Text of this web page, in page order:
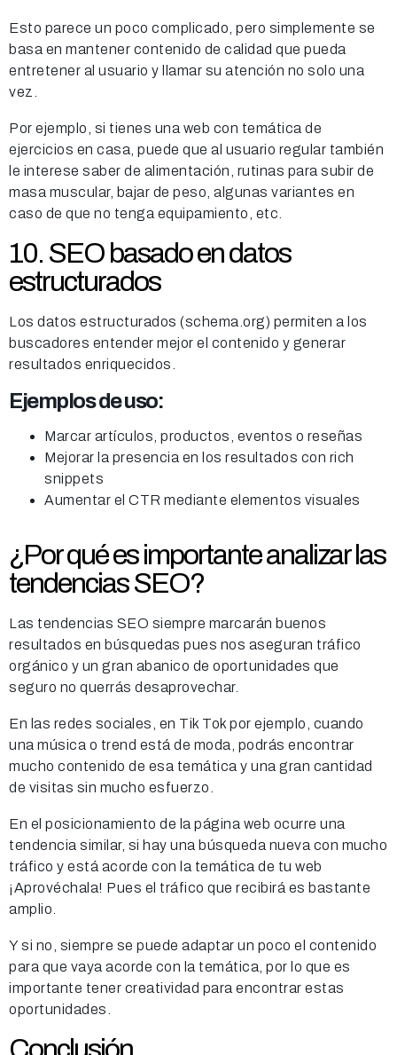
Esto parece un poco complicado, pero simplemente se
basa en mantener contenido de calidad que pueda
entretener al usuario y llamar su atención no solo una
vez.
Por ejemplo, si tienes una web con temática de
ejercicios en casa, puede que al usuario regular también
le interese saber de alimentación, rutinas para subir de
masa muscular, bajar de peso, algunas variantes en
caso de que no tenga equipamiento, etc.
10. SEO basado en datos
estructurados
Los datos estructurados (schema.org) permiten a los
buscadores entender mejor el contenido y generar
resultados enriquecidos.
Ejemplos de uso:
Marcar artículos, productos, eventos o reseñas
Mejorar la presencia en los resultados con rich
snippets
Aumentar el CTR mediante elementos visuales
¿Por qué es importante analizar las
tendencias SEO?
Las tendencias SEO siempre marcarán buenos
resultados en búsquedas pues nos aseguran tráfico
orgánico y un gran abanico de oportunidades que
seguro no querrás desaprovechar.
En las redes sociales, en Tik Tok por ejemplo, cuando
una música o trend está de moda, podrás encontrar
mucho contenido de esa temática y una gran cantidad
de visitas sin mucho esfuerzo.
En el posicionamiento de la página web ocurre una
tendencia similar, si hay una búsqueda nueva con mucho
tráfico y está acorde con la temática de tu web
¡Aprovéchala! Pues el tráfico que recibirá es bastante
amplio.
Y si no, siempre se puede adaptar un poco el contenido
para que vaya acorde con la temática, por lo que es
importante tener creatividad para encontrar estas
oportunidades.